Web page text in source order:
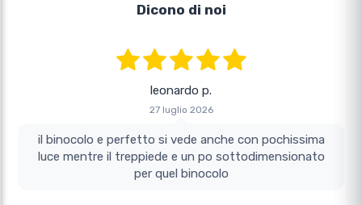
Dicono di noi
leonardo p.
27 luglio 2026
il binocolo e perfetto si vede anche con pochissima
luce mentre il treppiede e un po sottodimensionato
per quel binocolo